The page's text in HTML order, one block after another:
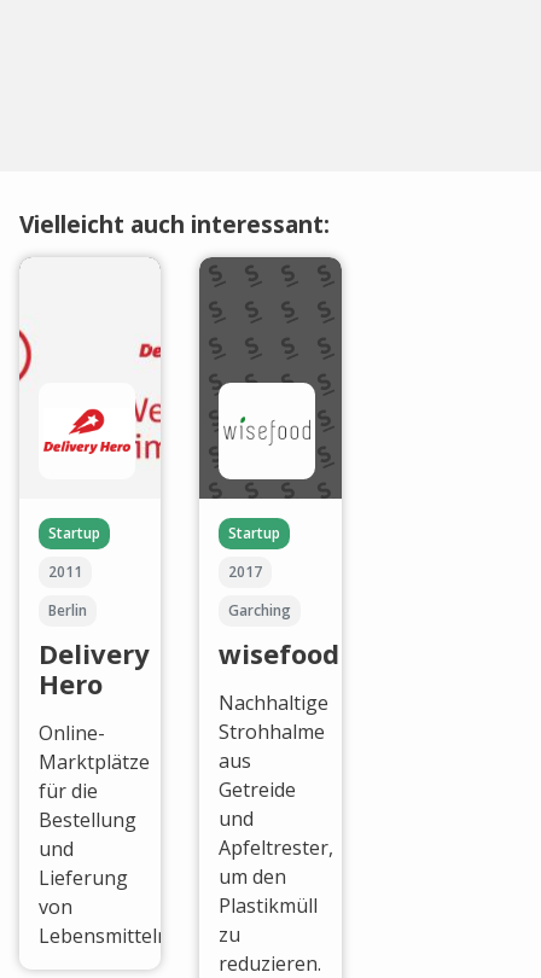
Vielleicht auch interessant:
Startup
2011
Berlin
Delivery
Hero
Online-
Marktplätze
für die
Bestellung
und
Lieferung
von
Lebensmitteln.
Startup
2017
Garching
wisefood
Nachhaltige
Strohhalme
aus
Getreide
und
Apfeltrester,
um den
Plastikmüll
zu
reduzieren.